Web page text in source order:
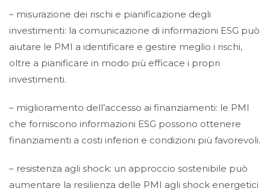
– misurazione dei rischi e pianificazione degli
investimenti: la comunicazione di informazioni ESG può
aiutare le PMI a identificare e gestire meglio i rischi,
oltre a pianificare in modo più efficace i propri
investimenti.
– miglioramento dell’accesso ai finanziamenti: le PMI
che forniscono informazioni ESG possono ottenere
finanziamenti a costi inferiori e condizioni più favorevoli.
– resistenza agli shock: un approccio sostenibile può
aumentare la resilienza delle PMI agli shock energetici